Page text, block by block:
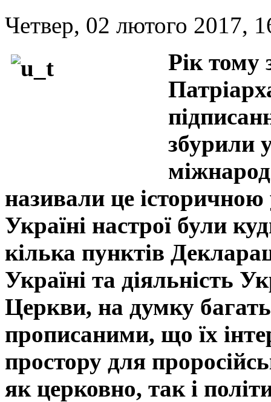
Четвер, 02 лютого 2017,
Рік тому
збурили
називали це
Україні настрої були
кілька пунктів
Україні та діяльність
Церкви, на думку
прописаними, що їх
простору для
як церковно, так і